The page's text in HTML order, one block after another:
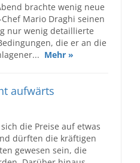
brachte wenig neue
Mario Draghi seinen
nur wenig detaillierte
die er an die
Mehr »
aufwärts
die Preise auf etwas
dürften die kräftigen
gewesen sein, die